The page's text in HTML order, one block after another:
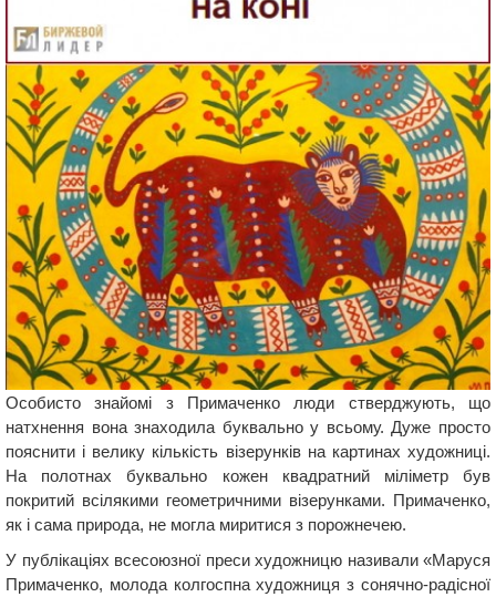
Особисто знайомі з Примаченко люди стверджують, що
натхнення вона знаходила буквально у всьому. Дуже просто
пояснити і велику кількість візерунків на картинах художниці.
На полотнах буквально кожен квадратний міліметр був
покритий всілякими геометричними візерунками. Примаченко,
як і сама природа, не могла миритися з порожнечею.
У публікаціях всесоюзної преси художницю називали «Маруся
Примаченко, молода колгоспна художниця з сонячно-радісної